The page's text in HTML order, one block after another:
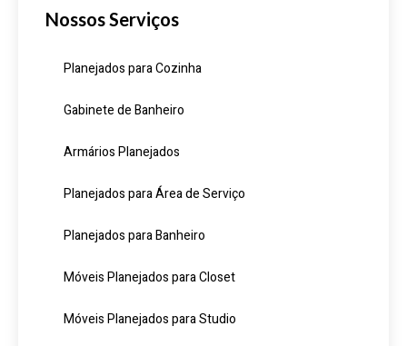
Nossos Serviços
Planejados para Cozinha
Gabinete de Banheiro
Armários Planejados
Planejados para Área de Serviço
Planejados para Banheiro
Móveis Planejados para Closet
Móveis Planejados para Studio